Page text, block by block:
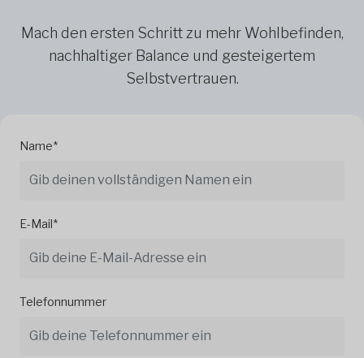
Mach den ersten Schritt zu mehr Wohlbefinden,
nachhaltiger Balance und gesteigertem
Selbstvertrauen.
Name*
E-Mail*
Telefonnummer